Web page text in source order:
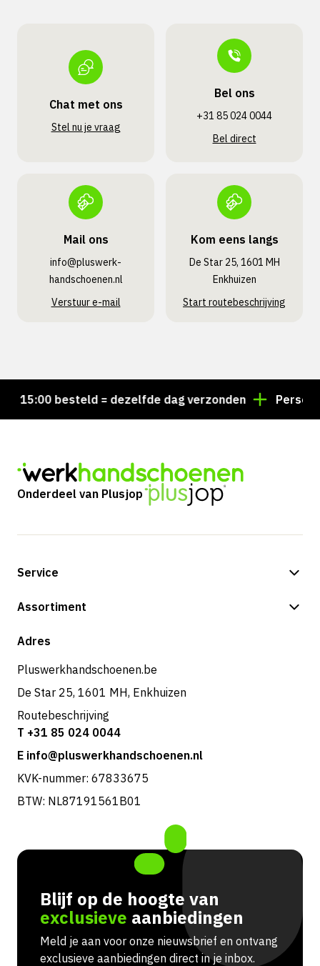
Chat met ons
Stel nu je vraag
Bel ons
+31 85 024 0044
Bel direct
Mail ons
info@pluswerk­
handschoenen.nl
Verstuur e-mail
Kom eens langs
De Star 25, 1601 MH
Enkhuizen
Start routebeschrijving
15:00 besteld = dezelfde dag verzonden
Onderdeel van Plusjop
Service
Betalingsmogelijkheden
Retouren & service
Assortiment
Shop
Adres
Pluswerkhandschoenen.be
De Star 25, 1601 MH, Enkhuizen
Routebeschrijving
T +31 85 024 0044
E info@pluswerkhandschoenen.nl
KVK-nummer: 67833675
BTW: NL87191561B01
Blijf op de hoogte van
exclusieve aanbiedingen
Meld je aan voor onze nieuwsbrief en ontvang
exclusieve aanbiedingen direct in je inbox.